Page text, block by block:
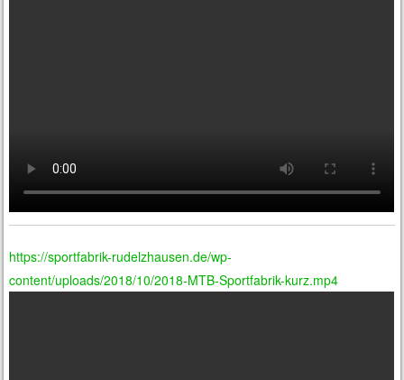
https://sportfabrik-rudelzhausen.de/wp-
content/uploads/2018/10/2018-MTB-Sportfabrik-kurz.mp4